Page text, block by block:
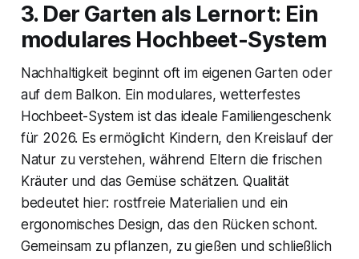
3. Der Garten als Lernort: Ein
modulares Hochbeet-System
Nachhaltigkeit beginnt oft im eigenen Garten oder
auf dem Balkon. Ein modulares, wetterfestes
Hochbeet-System ist das ideale Familiengeschenk
für 2026. Es ermöglicht Kindern, den Kreislauf der
Natur zu verstehen, während Eltern die frischen
Kräuter und das Gemüse schätzen. Qualität
bedeutet hier: rostfreie Materialien und ein
ergonomisches Design, das den Rücken schont.
Gemeinsam zu pflanzen, zu gießen und schließlich